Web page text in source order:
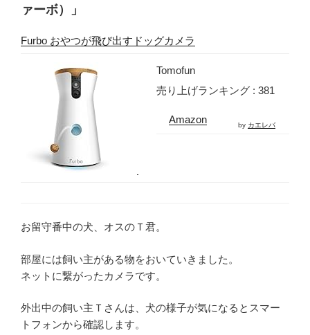
ァーボ）」
Furbo おやつが飛び出すドッグカメラ
Tomofun
売り上げランキング : 381
Amazon by カエレバ
お留守番中の犬、オスのＴ君。
部屋には飼い主がある物をおいていきました。
ネットに繋がったカメラです。
外出中の飼い主Ｔさんは、犬の様子が気になるとスマー
トフォンから確認します。